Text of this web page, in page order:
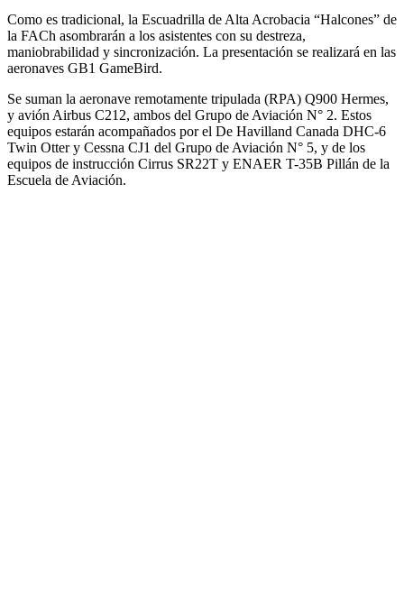
Como es tradicional, la Escuadrilla de Alta Acrobacia “Halcones” de
la FACh asombrarán a los asistentes con su destreza,
maniobrabilidad y sincronización. La presentación se realizará en las
aeronaves GB1 GameBird.
Se suman la aeronave remotamente tripulada (RPA) Q900 Hermes,
y avión Airbus C212, ambos del Grupo de Aviación N° 2. Estos
equipos estarán acompañados por el De Havilland Canada DHC-6
Twin Otter y Cessna CJ1 del Grupo de Aviación N° 5, y de los
equipos de instrucción Cirrus SR22T y ENAER T-35B Pillán de la
Escuela de Aviación.